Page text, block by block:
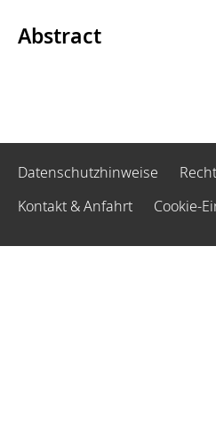
Abstract
Datenschutzhinweise
Kontakt & Anfahrt
Cookie-